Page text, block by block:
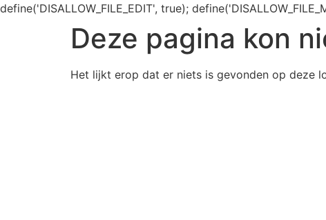
define('DISALLOW_FILE_EDIT', true);
Deze pagina kon
Het lijkt erop dat er niets is gevonden op deze